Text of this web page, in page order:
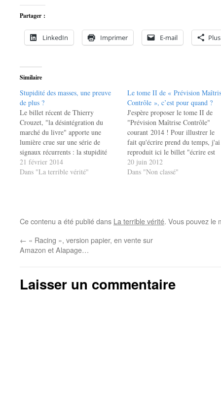
Partager :
LinkedIn Imprimer E-mail Plus
Similaire
Stupidité des masses, une preuve
de plus ?
Le billet récent de Thierry
Crouzet, "la désintégration du
marché du livre" apporte une
lumière crue sur une série de
signaux récurrents : la stupidité
des masses augmente, elle ne
diminue pas avec l'apport des
21 février 2014
Dans "La terrible vérité"
Le tome II de « Prévision
Contrôle », c’est pour quand ?
J'espère proposer le tome II de
"Prévision Maîtrise Contrôle"
courant 2014 ! Pour illustrer le
fait qu'écrire prend du temps, j'ai
reproduit ici le billet "écrire est
une activité lente" que j'avais
publié sur mon blog en octobre
20 juin 2012
Dans "Non classé"
Ce contenu a été publié dans La terrible vérité. Vous pouvez le
← « Racing », version papier, en vente sur
Amazon et Alapage…
Laisser un commentaire